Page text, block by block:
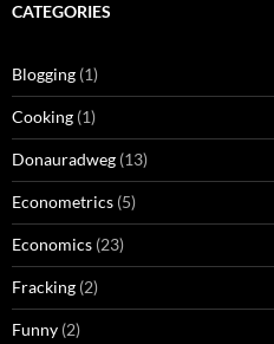
CATEGORIES
Blogging (1)
Cooking (1)
Donauradweg (13)
Econometrics (5)
Economics (23)
Fracking (2)
Funny (2)